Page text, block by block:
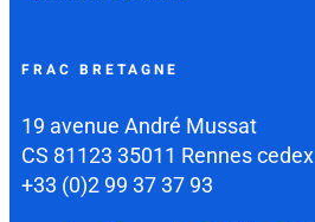
FRAC BRETAGNE
19 avenue André Mussat
CS 81123 35011 Rennes cedex
+33 (0)2 99 37 37 93